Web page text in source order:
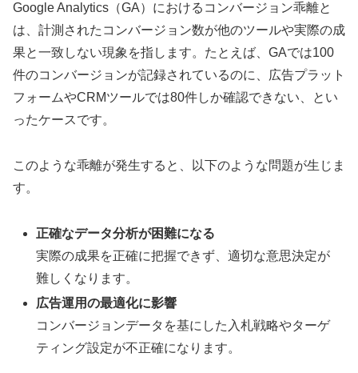
Google Analytics（GA）におけるコンバージョン乖離と
は、計測されたコンバージョン数が他のツールや実際の成
果と一致しない現象を指します。たとえば、GAでは100
件のコンバージョンが記録されているのに、広告プラット
フォームやCRMツールでは80件しか確認できない、とい
ったケースです。
このような乖離が発生すると、以下のような問題が生じま
す。
正確なデータ分析が困難になる
実際の成果を正確に把握できず、適切な意思決定が
難しくなります。
広告運用の最適化に影響
コンバージョンデータを基にした入札戦略やターゲ
ティング設定が不正確になります。